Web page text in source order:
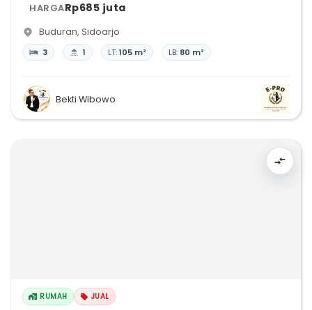
HARGARp685 juta
Buduran, Sidoarjo
3 1 LT:105 m² LB: 80 m²
Bekti Wibowo
RUMAH JUAL